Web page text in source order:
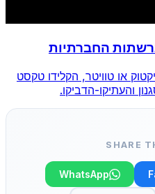
החברתיות
או טוויטר, הקלידו טקסט
SHARE
WhatsApp